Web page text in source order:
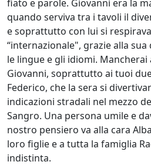
fiato e parole. Giovanni era la
quando serviva tra i tavoli il
e soprattutto con lui si
“internazionale", grazie alla
le lingue e gli idiomi.
Giovanni, soprattutto ai tuoi
Federico, che la sera si
indicazioni stradali nel mezzo
Sangro. Una persona umile e
nostro pensiero va alla cara
loro figlie e a tutta la famiglia
indistinta.